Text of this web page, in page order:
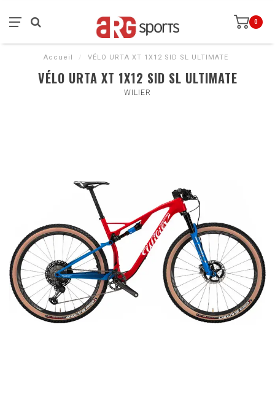
0
Accueil / VÉLO URTA XT 1X12 SID SL ULTIMATE
VÉLO URTA XT 1X12 SID SL ULTIMATE
WILIER